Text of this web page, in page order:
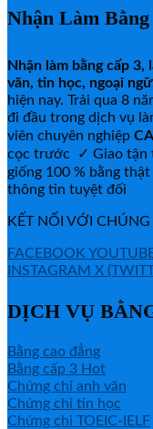
Nhận Làm
Nhận làm bằng cấp 3,
văn, tin học, ngoại
hiện nay. Trải qua 8
đi đầu trong dịch vụ
viên chuyên nghiệp
cọc trước ✓ Giao tận
giống 100 % bằng
thông tin tuyệt đối
KẾT NỐI VỚI CHÚNG
FACEBOOK
INSTAGRAM X
DỊCH VỤ
Bằng cao đẳng
Bằng cấp 3
Chứng chỉ anh văn
Chứng chỉ tin học
Chứng chỉ TOEIC-IELF